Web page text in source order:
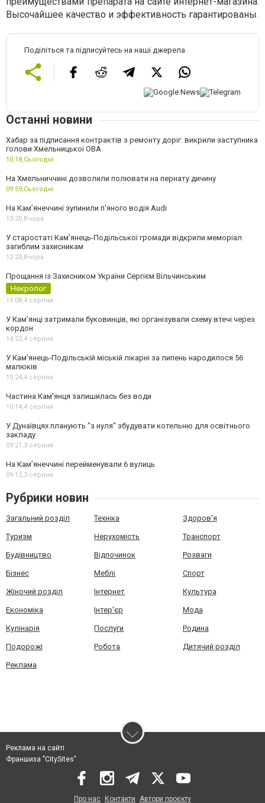
Высочайшее качество и эффективность гарантированы.
Поділіться та підписуйтесь на наші джерела
Останні новини
Хабар за підписання контрактів з ремонту доріг: викрили заступника
голови Хмельницької ОВА
10:18,Сьогодні
На Хмельниччині дозволили полювати на пернату дичину
09:59,Сьогодні
На Камʼянеччині зупинили п'яного водія Audi
13:20,Вчора
У старостаті Кам’янець-Подільської громади відкрили меморіал
загиблим захисникам
12:20,Вчора
Прощання із Захисником України Сергієм Вільчинським
Некролог
15:08,4 серпня
У Кам’янці затримали буковинців, які організували схему втечі через
кордон
14:52,4 серпня
У Кам’янець-Подільській міській лікарні за липень народилося 56
малюків
10:24,4 серпня
Частина Кам'янця залишилась без води
10:14,4 серпня
У Дунаївцях планують "з нуля" збудувати котельню для освітнього
закладу
09:21,3 серпня
На Камʼянеччині перейменували 6 вулиць
09:12,3 серпня
Рубрики новин
Загальний розділ Техніка Здоров'я
Туризм Нерухомість Транспорт
Будівництво Відпочинок Розваги
Бізнес Меблі Спорт
Жіночий розділ Інтернет Культура
Економіка Інтер'єр Мода
Кулінарія Послуги Родина
Подорожі Робота Дитячий розділ
Реклама
Реклама на сайті
Франшиза "CitySites"
Про нас Контакти Автори проєкту